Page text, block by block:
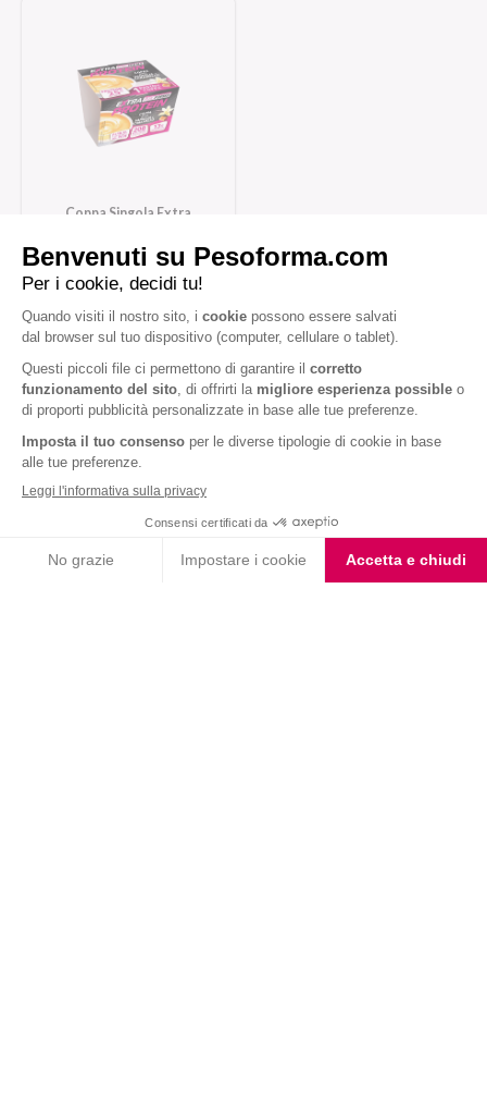
Coppa Singola Extra
Caramello
Iscriviti alla newsletter
Letta l'informativa privacy, acconsento all'iscrizione alla newsletter